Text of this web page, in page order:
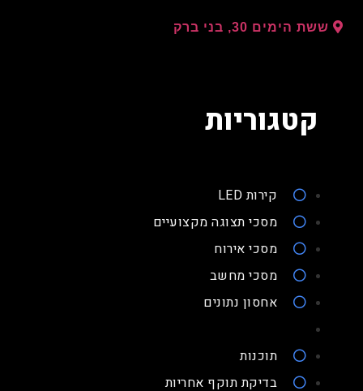
ששת הימים 30, בני ברק
קטגוריות
קירות LED
מסכי תצוגה מקצועיים
מסכי אירוח
מסכי מחשב
אחסון נתונים
תוכנות
בדיקת תוקף אחריות